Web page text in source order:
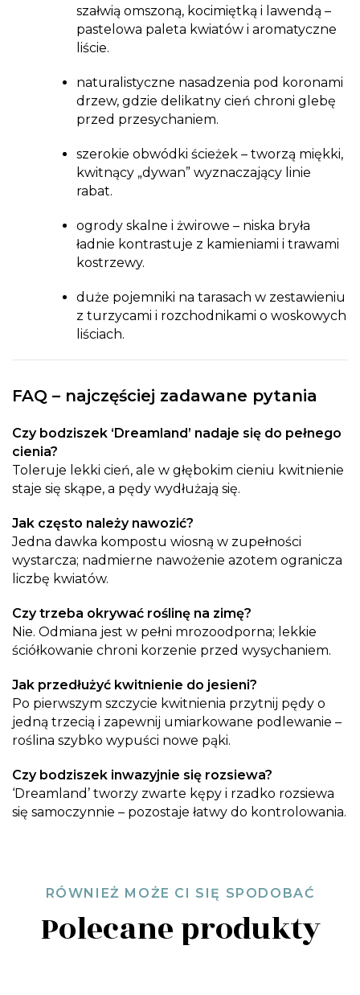
szałwią omszoną, kocimiętką i lawendą –
pastelowa paleta kwiatów i aromatyczne
liście.
naturalistyczne nasadzenia pod koronami
drzew, gdzie delikatny cień chroni glebę
przed przesychaniem.
szerokie obwódki ścieżek – tworzą miękki,
kwitnący „dywan” wyznaczający linie
rabat.
ogrody skalne i żwirowe – niska bryła
ładnie kontrastuje z kamieniami i trawami
kostrzewy.
duże pojemniki na tarasach w zestawieniu
z turzycami i rozchodnikami o woskowych
liściach.
FAQ – najczęściej zadawane pytania
Czy bodziszek ‘Dreamland’ nadaje się do pełnego
cienia?
Toleruje lekki cień, ale w głębokim cieniu kwitnienie
staje się skąpe, a pędy wydłużają się.
Jak często należy nawozić?
Jedna dawka kompostu wiosną w zupełności
wystarcza; nadmierne nawożenie azotem ogranicza
liczbę kwiatów.
Czy trzeba okrywać roślinę na zimę?
Nie. Odmiana jest w pełni mrozoodporna; lekkie
ściółkowanie chroni korzenie przed wysychaniem.
Jak przedłużyć kwitnienie do jesieni?
Po pierwszym szczycie kwitnienia przytnij pędy o
jedną trzecią i zapewnij umiarkowane podlewanie –
roślina szybko wypuści nowe pąki.
Czy bodziszek inwazyjnie się rozsiewa?
‘Dreamland’ tworzy zwarte kępy i rzadko rozsiewa
się samoczynnie – pozostaje łatwy do kontrolowania.
RÓWNIEŻ MOŻE CI SIĘ SPODOBAĆ
Polecane produkty